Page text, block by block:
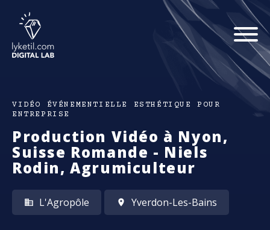
VIDÉO ÉVÉNEMENTIELLE ESTHÉTIQUE POUR
ENTREPRISE
Production Vidéo à Nyon,
Suisse Romande - Niels
Rodin, Agrumiculteur
L'Agropôle Yverdon-Les-Bains